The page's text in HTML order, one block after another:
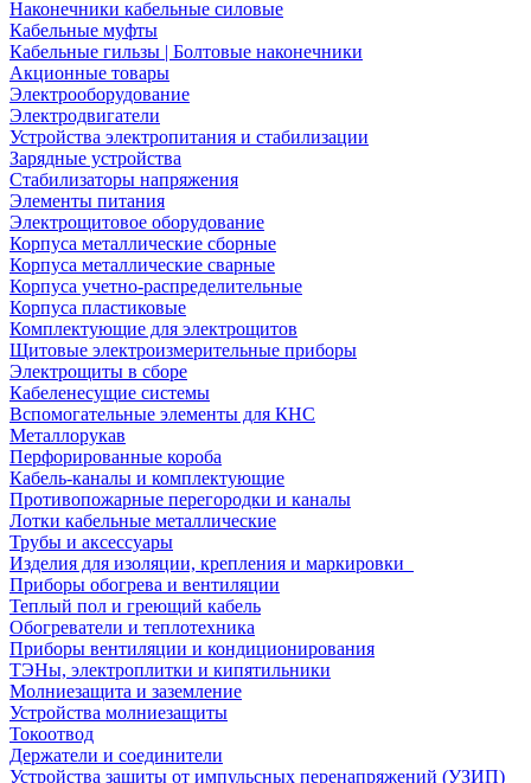
Наконечники кабельные силовые
Кабельные муфты
Кабельные гильзы | Болтовые наконечники
Акционные товары
Электрооборудование
Электродвигатели
Устройства электропитания и стабилизации
Зарядные устройства
Стабилизаторы напряжения
Элементы питания
Электрощитовое оборудование
Корпуса металлические сборные
Корпуса металлические сварные
Корпуса учетно-распределительные
Корпуса пластиковые
Комплектующие для электрощитов
Щитовые электроизмерительные приборы
Электрощиты в сборе
Кабеленесущие системы
Вспомогательные элементы для КНС
Металлорукав
Перфорированные короба
Кабель-каналы и комплектующие
Противопожарные перегородки и каналы
Лотки кабельные металлические
Трубы и аксессуары
Изделия для изоляции, крепления и маркировки
Приборы обогрева и вентиляции
Теплый пол и греющий кабель
Обогреватели и теплотехника
Приборы вентиляции и кондиционирования
ТЭНы, электроплитки и кипятильники
Молниезащита и заземление
Устройства молниезащиты
Токоотвод
Держатели и соединители
Устройства защиты от импульсных перенапряжений (УЗИП)